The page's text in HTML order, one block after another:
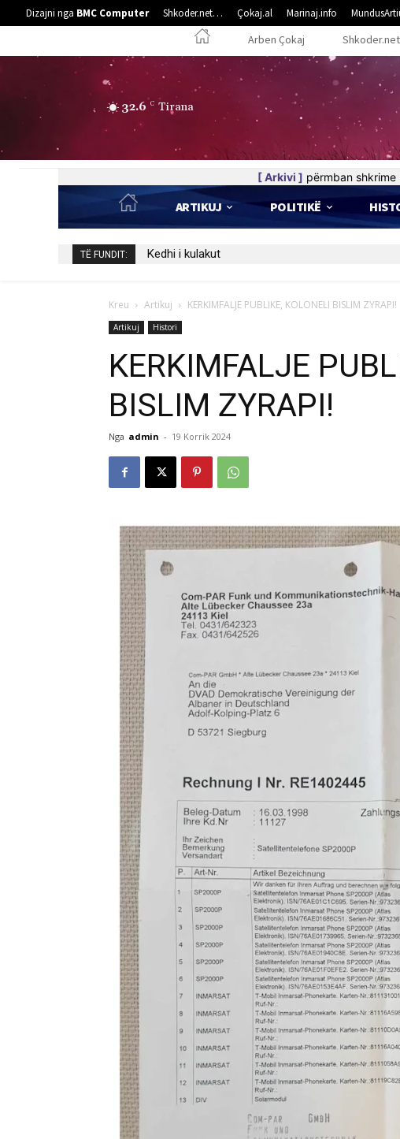
Dizajni nga BMC Computer Shkoder.net… Çokaj.al Marinaj.info
Arben Çokaj
32.6 C Tirana
[ Arkivi ] përmban
ARTIKUJ POLITIKË
TË FUNDIT: Kedhi i kulakut
Kreu Artikuj KERKIMFALJE PUBLIKE, KOLONELI BISLIM ZYRAPI!
Artikuj Histori
KERKIMFALJE
BISLIM ZYRAPI!
Nga admin - 19 Korrik 2024